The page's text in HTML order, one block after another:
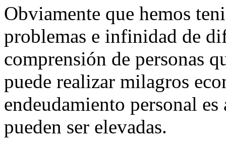
Obviamente que hemos
problemas e infinidad de
comprensión de personas
puede realizar milagros
endeudamiento personal
pueden ser elevadas.